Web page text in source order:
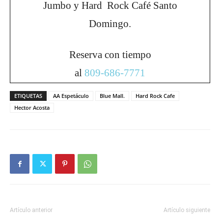
Jumbo y Hard Rock Café Santo
Domingo.
Reserva con tiempo
al 809-686-7771
ETIQUETAS AA Espetáculo Blue Mall.
Hard Rock Cafe
Hector Acosta
Artículo anterior Artículo siguiente